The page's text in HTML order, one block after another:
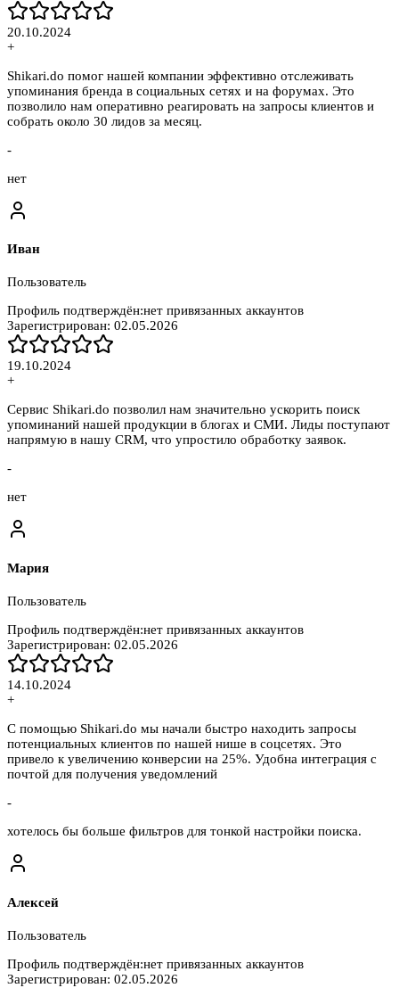
20.10.2024
+
Shikari.do помог нашей компании эффективно отслеживать
упоминания бренда в социальных сетях и на форумах. Это
позволило нам оперативно реагировать на запросы клиентов и
собрать около 30 лидов за месяц.
-
нет
Иван
Пользователь
Профиль подтверждён:нет привязанных аккаунтов
Зарегистрирован: 02.05.2026
19.10.2024
+
Сервис Shikari.do позволил нам значительно ускорить поиск
упоминаний нашей продукции в блогах и СМИ. Лиды поступают
напрямую в нашу CRM, что упростило обработку заявок.
-
нет
Мария
Пользователь
Профиль подтверждён:нет привязанных аккаунтов
Зарегистрирован: 02.05.2026
14.10.2024
+
С помощью Shikari.do мы начали быстро находить запросы
потенциальных клиентов по нашей нише в соцсетях. Это
привело к увеличению конверсии на 25%. Удобна интеграция с
почтой для получения уведомлений
-
хотелось бы больше фильтров для тонкой настройки поиска.
Алексей
Пользователь
Профиль подтверждён:нет привязанных аккаунтов
Зарегистрирован: 02.05.2026